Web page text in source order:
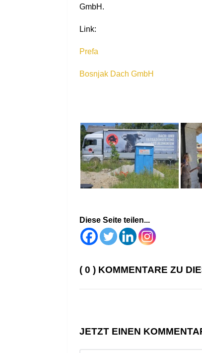
GmbH.
Link:
Prefa
Bosnjak Dach GmbH
Diese Seite teilen...
( 0 ) KOMMENTARE ZU
JETZT EINEN